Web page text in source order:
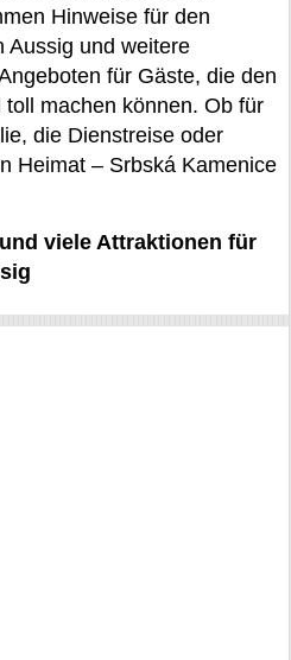
Hinweise für den
Aussig und weitere
für Gäste, die den
machen können. Ob für
die Dienstreise oder
Heimat – Srbská Kamenice
viele Attraktionen für